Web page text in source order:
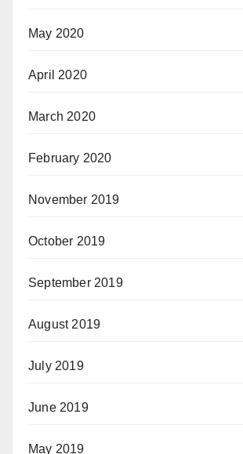
May 2020
April 2020
March 2020
February 2020
November 2019
October 2019
September 2019
August 2019
July 2019
June 2019
May 2019